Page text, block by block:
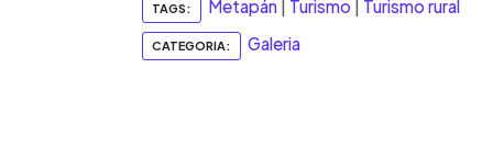
TAGS: Metapán Turismo Turismo rural
CATEGORIA: Galeria